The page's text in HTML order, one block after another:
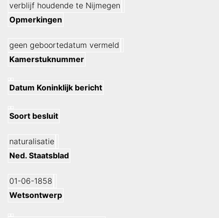
verblijf houdende te Nijmegen
Opmerkingen
geen geboortedatum vermeld
Kamerstuknummer
Datum Koninklijk bericht
Soort besluit
naturalisatie
Ned. Staatsblad
01-06-1858
Wetsontwerp